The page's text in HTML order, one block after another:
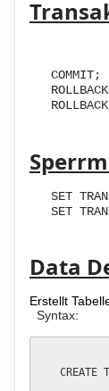
COMMIT;
ROLLBACK
SET
SET
Data
Erstellt
Syntax:
CREATE